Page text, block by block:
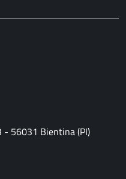
- 56031 Bientina (PI)